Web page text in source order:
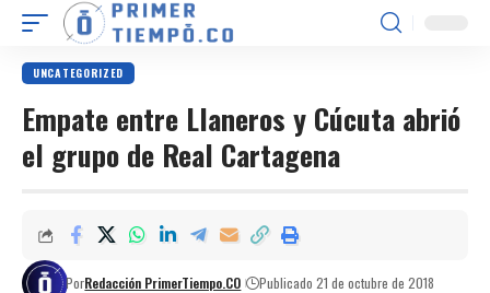
UNCATEGORIZED
Empate entre Llaneros y Cúcuta abrió
el grupo de Real Cartagena
PorRedacción PrimerTiempo.CO Publicado 21 de octubre de 2018